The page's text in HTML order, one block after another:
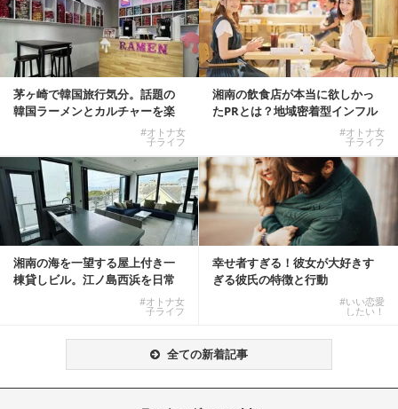
茅ヶ崎で韓国旅行気分。話題の
韓国ラーメンとカルチャーを楽
#オトナ女
子ライフ
湘南の飲食店が本当に欲しかっ
たPRとは？地域密着型インフル
#オトナ女
子ライフ
湘南の海を一望する屋上付き一
棟貸しビル。江ノ島西浜を日常
#オトナ女
子ライフ
幸せ者すぎる！彼女が大好きす
ぎる彼氏の特徴と行動
#いい恋愛
したい！
全ての新着記事